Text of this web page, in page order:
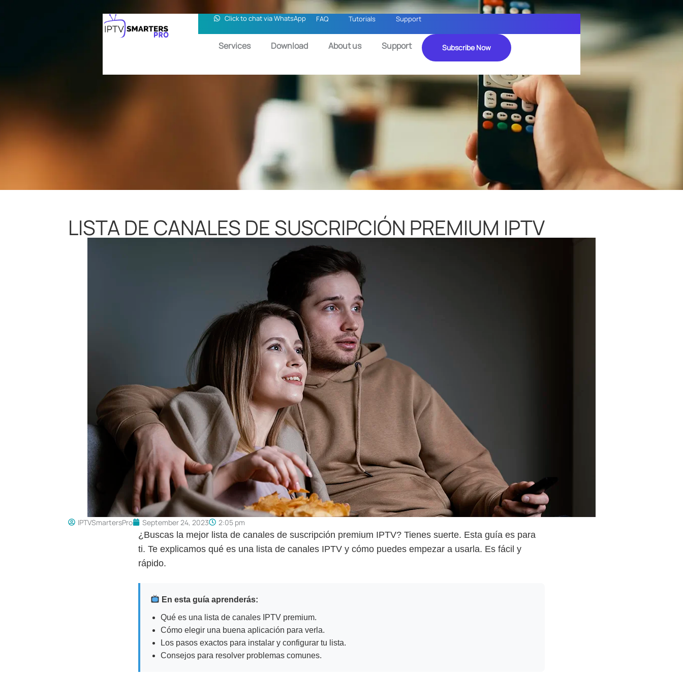
Click to chat via WhatsApp FAQ Tutorials Support
Services Download About us Support Subscribe Now
LISTA DE CANALES DE SUSCRIPCIÓN PREMIUM IPTV
IPTVSmartersPro September 24, 2023 2:05 pm
¿Buscas la mejor lista de canales de suscripción premium IPTV? Tienes suerte. Esta guía es para
ti. Te explicamos qué es una lista de canales IPTV y cómo puedes empezar a usarla. Es fácil y
rápido.
En esta guía aprenderás:
Qué es una lista de canales IPTV premium.
Cómo elegir una buena aplicación para verla.
Los pasos exactos para instalar y configurar tu lista.
Consejos para resolver problemas comunes.